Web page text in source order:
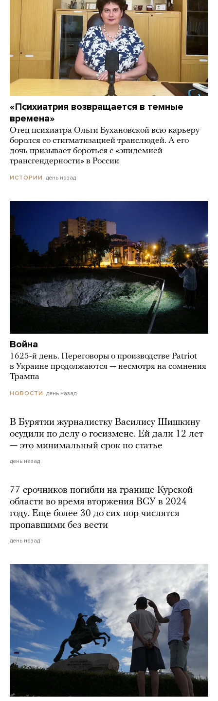
«Психиатрия возвращается в темные
времена»
Отец психиатра Ольги Бухановской всю карьеру
боролся со стигматизацией транслюдей. А его
дочь призывает бороться с «эпидемией
трансгендерности» в России
ИСТОРИИ день назад
Война
1625-й день. Переговоры о производстве Patriot
в Украине продолжаются — несмотря на сомнения
Трампа
НОВОСТИ день назад
В Бурятии журналистку Василису Шишкину
осудили по делу о госизмене. Ей дали 12 лет
— это минимальный срок по статье
день назад
77 срочников погибли на границе Курской
области во время вторжения ВСУ в 2024
году. Еще более 30 до сих пор числятся
пропавшими без вести
день назад